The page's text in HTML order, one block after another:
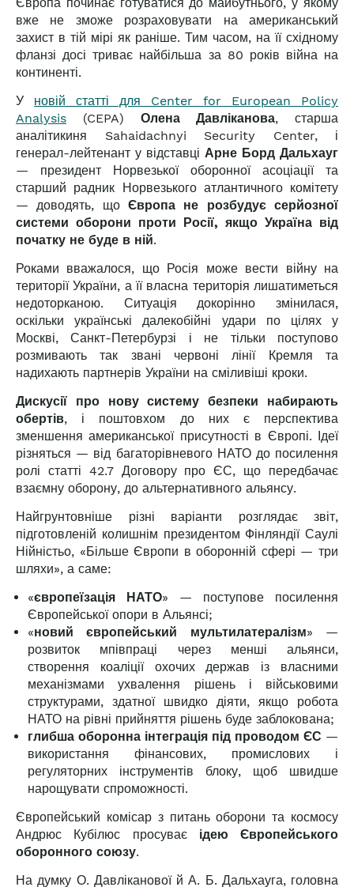
вже не зможе розраховувати на американський
захист в тій мірі як раніше. Тим часом, на її східному
фланзі досі триває найбільша за 80 років війна на
континенті.
У новій статті для Center for European Policy
Analysis (CEPA) Олена Давліканова, старша
аналітикиня Sahaidachnyi Security Center, і
генерал-лейтенант у відставці Арне Борд Дальхауг
— президент Норвезької оборонної асоціації та
старший радник Норвезького атлантичного комітету
— доводять, що Європа не розбудує серйозної
системи оборони проти Росії, якщо Україна від
початку не буде в ній.
Роками вважалося, що Росія може вести війну на
території України, а її власна територія лишатиметься
недоторканою. Ситуація докорінно змінилася,
оскільки українські далекобійні удари по цілях у
Москві, Санкт-Петербурзі і не тільки поступово
розмивають так звані червоні лінії Кремля та
надихають партнерів України на сміливіші кроки.
Дискусії про нову систему безпеки набирають
обертів, і поштовхом до них є перспектива
зменшення американської присутності в Європі. Ідеї
різняться — від багаторівневого НАТО до посилення
ролі статті 42.7 Договору про ЄС, що передбачає
взаємну оборону, до альтернативного альянсу.
Найгрунтовніше різні варіанти розглядає звіт,
підготовленій колишнім президентом Фінляндії Саулі
Нійністьо, «Більше Європи в оборонній сфері — три
шляхи», а саме:
«європеїзація НАТО» — поступове посилення
Європейської опори в Альянсі;
«новий європейський мультилатералізм» —
розвиток мпівпраці через менші альянси,
створення коаліції охочих держав із власними
механізмами ухвалення рішень і військовими
структурами, здатної швидко діяти, якщо робота
НАТО на рівні прийняття рішень буде заблокована;
глибша оборонна інтеграція під проводом ЄС —
використання фінансових, промислових і
регуляторних інструментів блоку, щоб швидше
нарощувати спроможності.
Європейський комісар з питань оборони та космосу
Андрюс Кубілюс просуває ідею Європейського
оборонного союзу.
На думку О. Давліканової й А. Б. Дальхауга, головна